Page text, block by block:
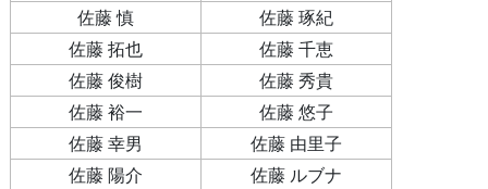
佐藤 慎
佐藤 琢紀
佐藤 拓也
佐藤 千恵
佐藤 俊樹
佐藤 秀貴
佐藤 裕一
佐藤 悠子
佐藤 幸男
佐藤 由里子
佐藤 陽介
佐藤 ルブナ